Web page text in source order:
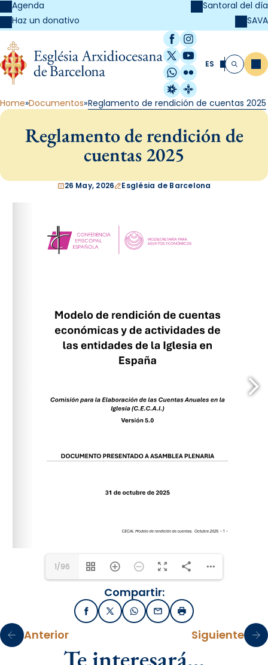
Agenda
Haz un donativo
Santoral del día
SAVA
Facebook
Instagram
X / Twitter
YouTube
WhatsApp
Flickr
Radio Estel
Catalunya
ES Buscar
Home Documentos Reglamento de rendición de cuentas 2025
Reglamento de rendición de
cuentas 2025
26 May, 2026 Església de Barcelona
1/96
Compartir:
FacebookX / TwitterWhatsApp
EmailImprimir
Anterior Siguiente
Te interesará…